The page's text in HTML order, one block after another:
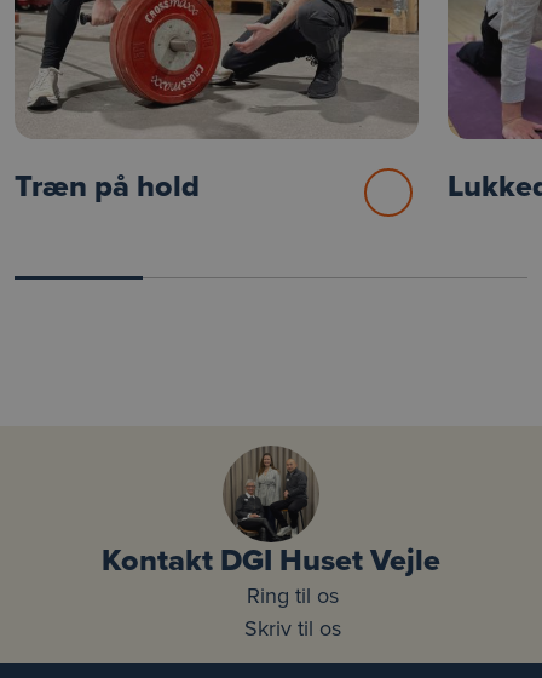
Træn på hold
Kontakt DGI Huset Vejle
Ring til os
Skriv til os